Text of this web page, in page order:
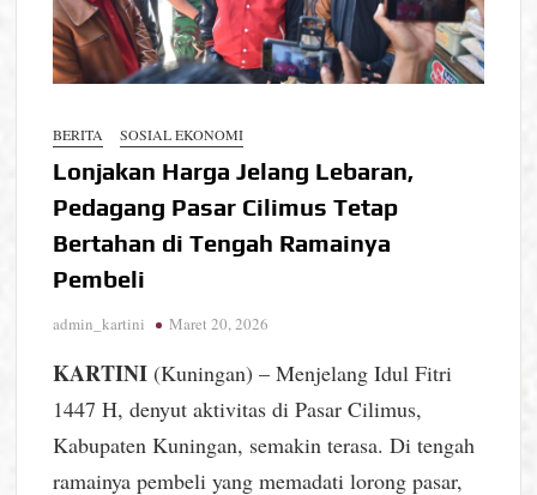
BERITA SOSIAL EKONOMI
Lonjakan Harga Jelang Lebaran,
Pedagang Pasar Cilimus Tetap
Bertahan di Tengah Ramainya
Pembeli
admin_kartini Maret 20, 2026
KARTINI (Kuningan) – Menjelang Idul Fitri
1447 H, denyut aktivitas di Pasar Cilimus,
Kabupaten Kuningan, semakin terasa. Di tengah
ramainya pembeli yang memadati lorong pasar,